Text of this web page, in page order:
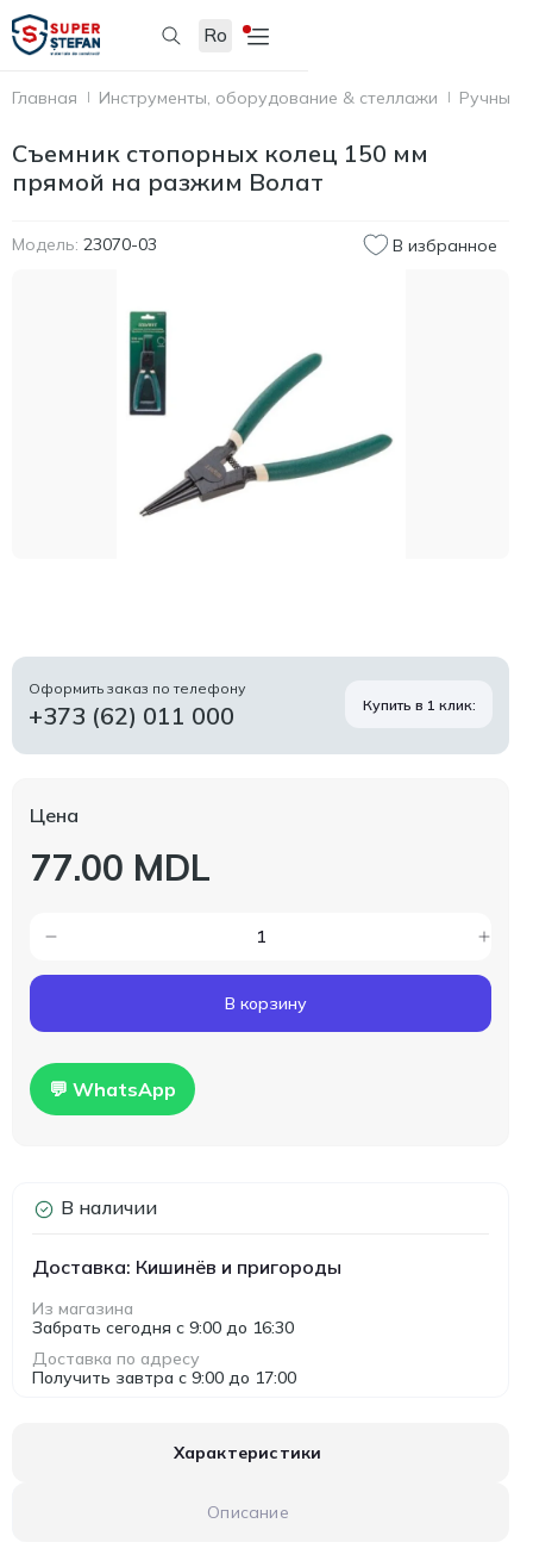
Ro
Главная Инструменты, оборудование & стеллажи Ручные
Съемник стопорных колец 150 мм
прямой на разжим Волат
Модель: 23070-03 В избранное
Оформить заказ по телефону
+373 (62) 011 000 Купить в 1 клик:
Цена
77.00 MDL
В корзину
💬 WhatsApp
В наличии
Доставка: Кишинёв и пригороды
Из магазина
Забрать сегодня с 9:00 до 16:30
Доставка по адресу
Получить завтра с 9:00 до 17:00
Характеристики
Описание